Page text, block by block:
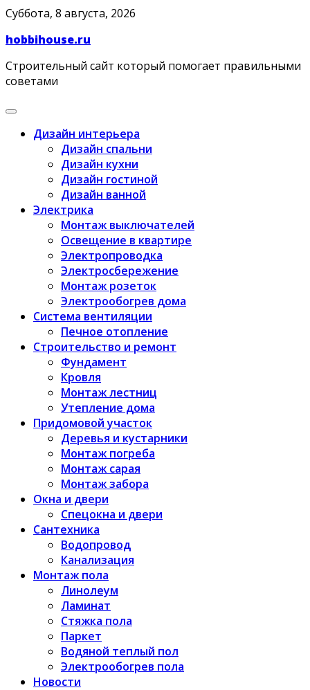
Skip
content
Суббота, 8 августа, 2026
hobbihouse.ru
Строительный сайт который помогает правильными
советами
Дизайн интерьера
Дизайн спальни
Дизайн кухни
Дизайн гостиной
Дизайн ванной
Электрика
Монтаж выключателей
Освещение в квартире
Электропроводка
Электросбережение
Монтаж розеток
Электрообогрев дома
Система вентиляции
Печное отопление
Строительство и ремонт
Фундамент
Кровля
Монтаж лестниц
Утепление дома
Придомовой участок
Деревья и кустарники
Монтаж погреба
Монтаж сарая
Монтаж забора
Окна и двери
Спецокна и двери
Сантехника
Водопровод
Канализация
Монтаж пола
Линолеум
Ламинат
Стяжка пола
Паркет
Водяной теплый пол
Электрообогрев пола
Новости